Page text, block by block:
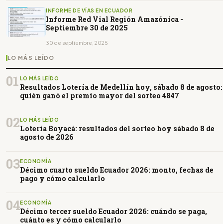
INFORME DE VÍAS EN ECUADOR
Informe Red Vial Región Amazónica -
Septiembre 30 de 2025
30 de septiembre, 2025
LO MÁS LEÍDO
01 LO MÁS LEÍDO
Resultados Lotería de Medellín hoy, sábado 8 de agosto:
quién ganó el premio mayor del sorteo 4847
02LO MÁS LEÍDO
Lotería Boyacá: resultados del sorteo hoy sábado 8 de
agosto de 2026
03ECONOMÍA
Décimo cuarto sueldo Ecuador 2026: monto, fechas de
pago y cómo calcularlo
04ECONOMÍA
Décimo tercer sueldo Ecuador 2026: cuándo se paga,
cuánto es y cómo calcularlo